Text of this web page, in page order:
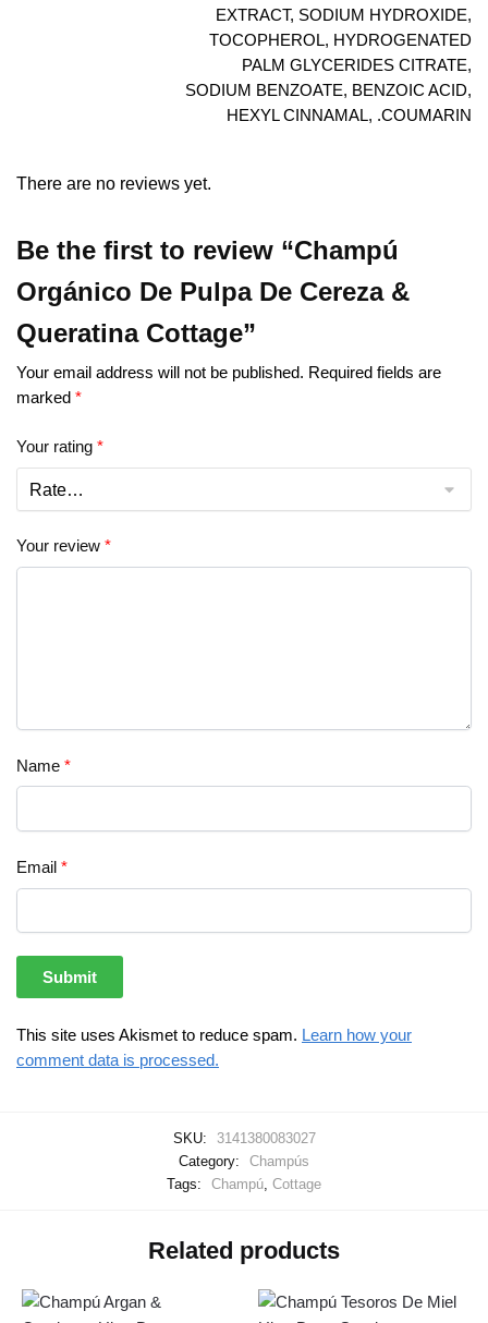
EXTRACT, SODIUM HYDROXIDE,
TOCOPHEROL, HYDROGENATED
PALM GLYCERIDES CITRATE,
SODIUM BENZOATE, BENZOIC ACID,
HEXYL CINNAMAL, .COUMARIN
There are no reviews yet.
Be the first to review “Champú
Orgánico De Pulpa De Cereza &
Queratina Cottage”
Your email address will not be published. Required fields are
marked *
Your rating *
Your review *
Name *
Email *
This site uses Akismet to reduce spam. Learn how your
comment data is processed.
SKU:
3141380083027
Category:
Champús
Tags:
Champú Cottage
Related products